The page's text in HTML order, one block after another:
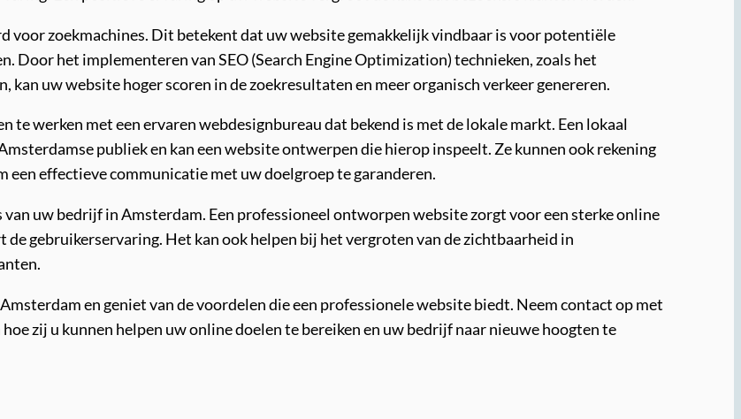
voor zoekmachines. Dit betekent dat uw website gemakkelijk vindbaar is voor potentiële
Door het implementeren van SEO (Search Engine Optimization) technieken, zoals het
uw website hoger scoren in de zoekresultaten en meer organisch verkeer genereren.
werken met een ervaren webdesignbureau dat bekend is met de lokale markt. Een lokaal
publiek en kan een website ontwerpen die hierop inspeelt. Ze kunnen ook rekening
​​effectieve communicatie met uw doelgroep te garanderen.
uw bedrijf in Amsterdam. Een professioneel ontworpen website zorgt voor een sterke online
gebruikerservaring. Het kan ook helpen bij het vergroten van de zichtbaarheid in
en geniet van de voordelen die een professionele website biedt. Neem contact op met
zij u kunnen helpen uw online doelen te bereiken en uw bedrijf naar nieuwe hoogten te